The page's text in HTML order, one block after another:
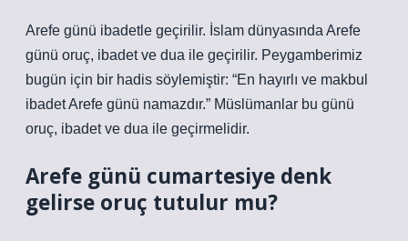
Arefe günü ibadetle geçirilir. İslam dünyasında Arefe
günü oruç, ibadet ve dua ile geçirilir. Peygamberimiz
bugün için bir hadis söylemiştir: “En hayırlı ve makbul
ibadet Arefe günü namazdır.” Müslümanlar bu günü
oruç, ibadet ve dua ile geçirmelidir.
Arefe günü cumartesiye denk
gelirse oruç tutulur mu?